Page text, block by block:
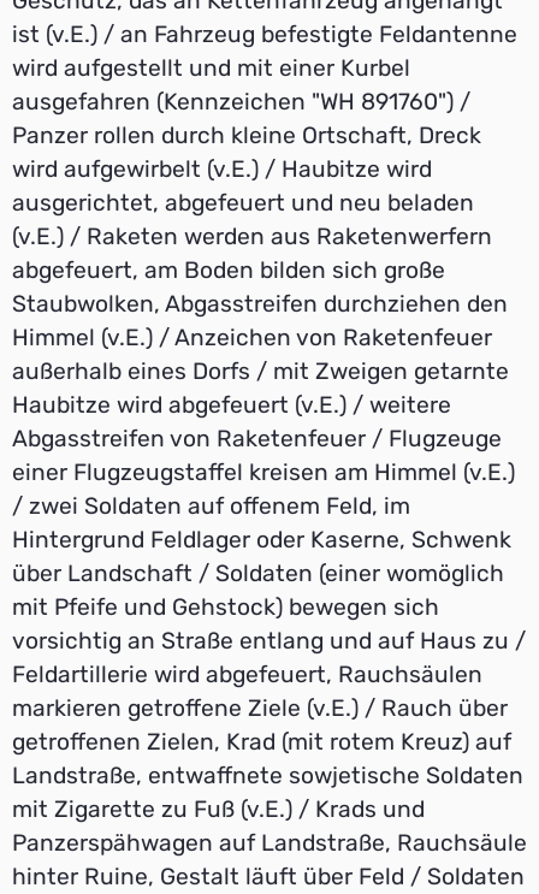
ist (v.E.) / an Fahrzeug befestigte Feldantenne
wird aufgestellt und mit einer Kurbel
ausgefahren (Kennzeichen "WH 891760") /
Panzer rollen durch kleine Ortschaft, Dreck
wird aufgewirbelt (v.E.) / Haubitze wird
ausgerichtet, abgefeuert und neu beladen
(v.E.) / Raketen werden aus Raketenwerfern
abgefeuert, am Boden bilden sich große
Staubwolken, Abgasstreifen durchziehen den
Himmel (v.E.) / Anzeichen von Raketenfeuer
außerhalb eines Dorfs / mit Zweigen getarnte
Haubitze wird abgefeuert (v.E.) / weitere
Abgasstreifen von Raketenfeuer / Flugzeuge
einer Flugzeugstaffel kreisen am Himmel (v.E.)
/ zwei Soldaten auf offenem Feld, im
Hintergrund Feldlager oder Kaserne, Schwenk
über Landschaft / Soldaten (einer womöglich
mit Pfeife und Gehstock) bewegen sich
vorsichtig an Straße entlang und auf Haus zu /
Feldartillerie wird abgefeuert, Rauchsäulen
markieren getroffene Ziele (v.E.) / Rauch über
getroffenen Zielen, Krad (mit rotem Kreuz) auf
Landstraße, entwaffnete sowjetische Soldaten
mit Zigarette zu Fuß (v.E.) / Krads und
Panzerspähwagen auf Landstraße, Rauchsäule
hinter Ruine, Gestalt läuft über Feld / Soldaten